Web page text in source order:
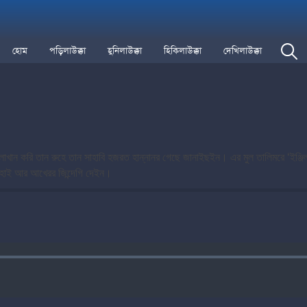
হোম পড়িলাউক্কা হুনিলাউক্কা হিকিলাউক্কা দেখিলাউক্কা
করি তান রুহে তান সাহাবি হজরত হান্নানর গেছে জানাইছইন। এর মুল তালিমরে
আর আখেরর জিন্দেগি দেইন।